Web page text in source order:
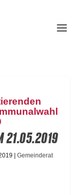
21.05.2019
Gemeinderat